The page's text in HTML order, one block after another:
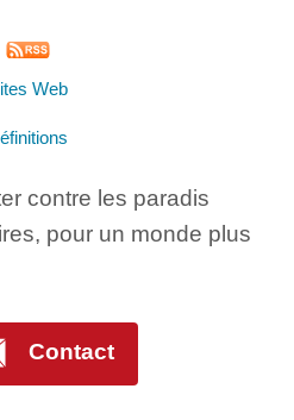
Web
contre les paradis
pour un monde plus
Contact